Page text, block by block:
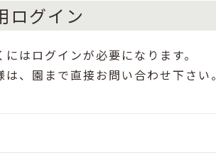
ログイン
はログインが必要になります。
、園まで直接お問い合わせ下さい。